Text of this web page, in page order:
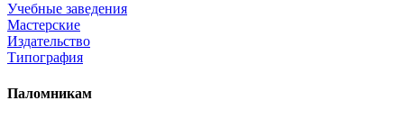
Учебные заведения
Мастерские
Издательство
Типография
Паломникам